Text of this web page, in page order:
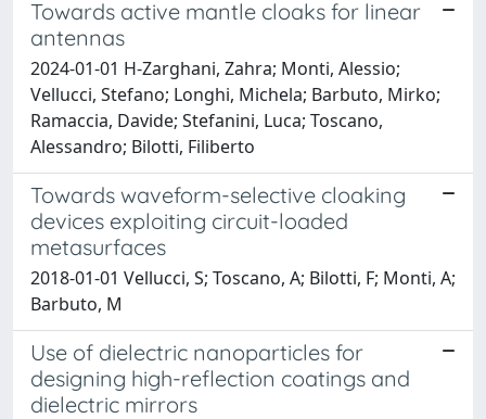
Towards active mantle cloaks for linear
antennas
2024-01-01 H-Zarghani, Zahra; Monti, Alessio;
Vellucci, Stefano; Longhi, Michela; Barbuto, Mirko;
Ramaccia, Davide; Stefanini, Luca; Toscano,
Alessandro; Bilotti, Filiberto
Towards waveform-selective cloaking
devices exploiting circuit-loaded
metasurfaces
2018-01-01 Vellucci, S; Toscano, A; Bilotti, F; Monti, A;
Barbuto, M
Use of dielectric nanoparticles for
designing high-reflection coatings and
dielectric mirrors